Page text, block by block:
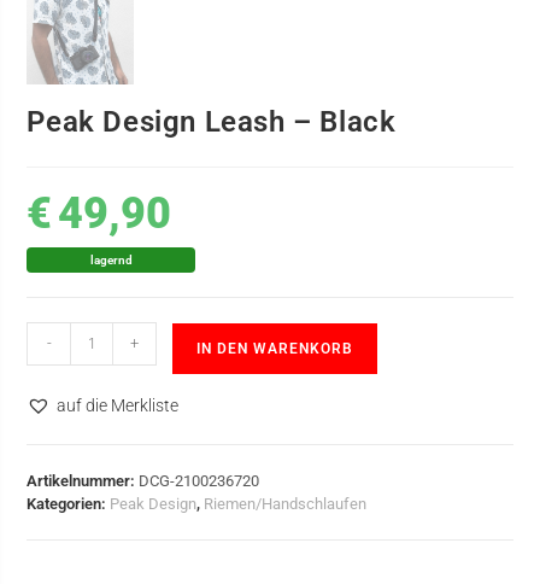
Peak Design Leash – Black
€49,90
lagernd
- + IN DEN WARENKORB
auf die Merkliste
Artikelnummer: DCG-2100236720
Kategorien: Peak Design, Riemen/Handschlaufen